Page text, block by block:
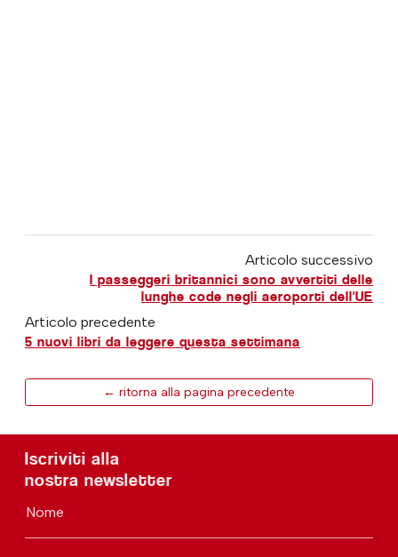
Articolo successivo
I passeggeri britannici sono avvertiti delle
lunghe code negli aeroporti dell'UE
Articolo precedente
5 nuovi libri da leggere questa settimana
← ritorna alla pagina precedente
Iscriviti alla
nostra newsletter
Nome